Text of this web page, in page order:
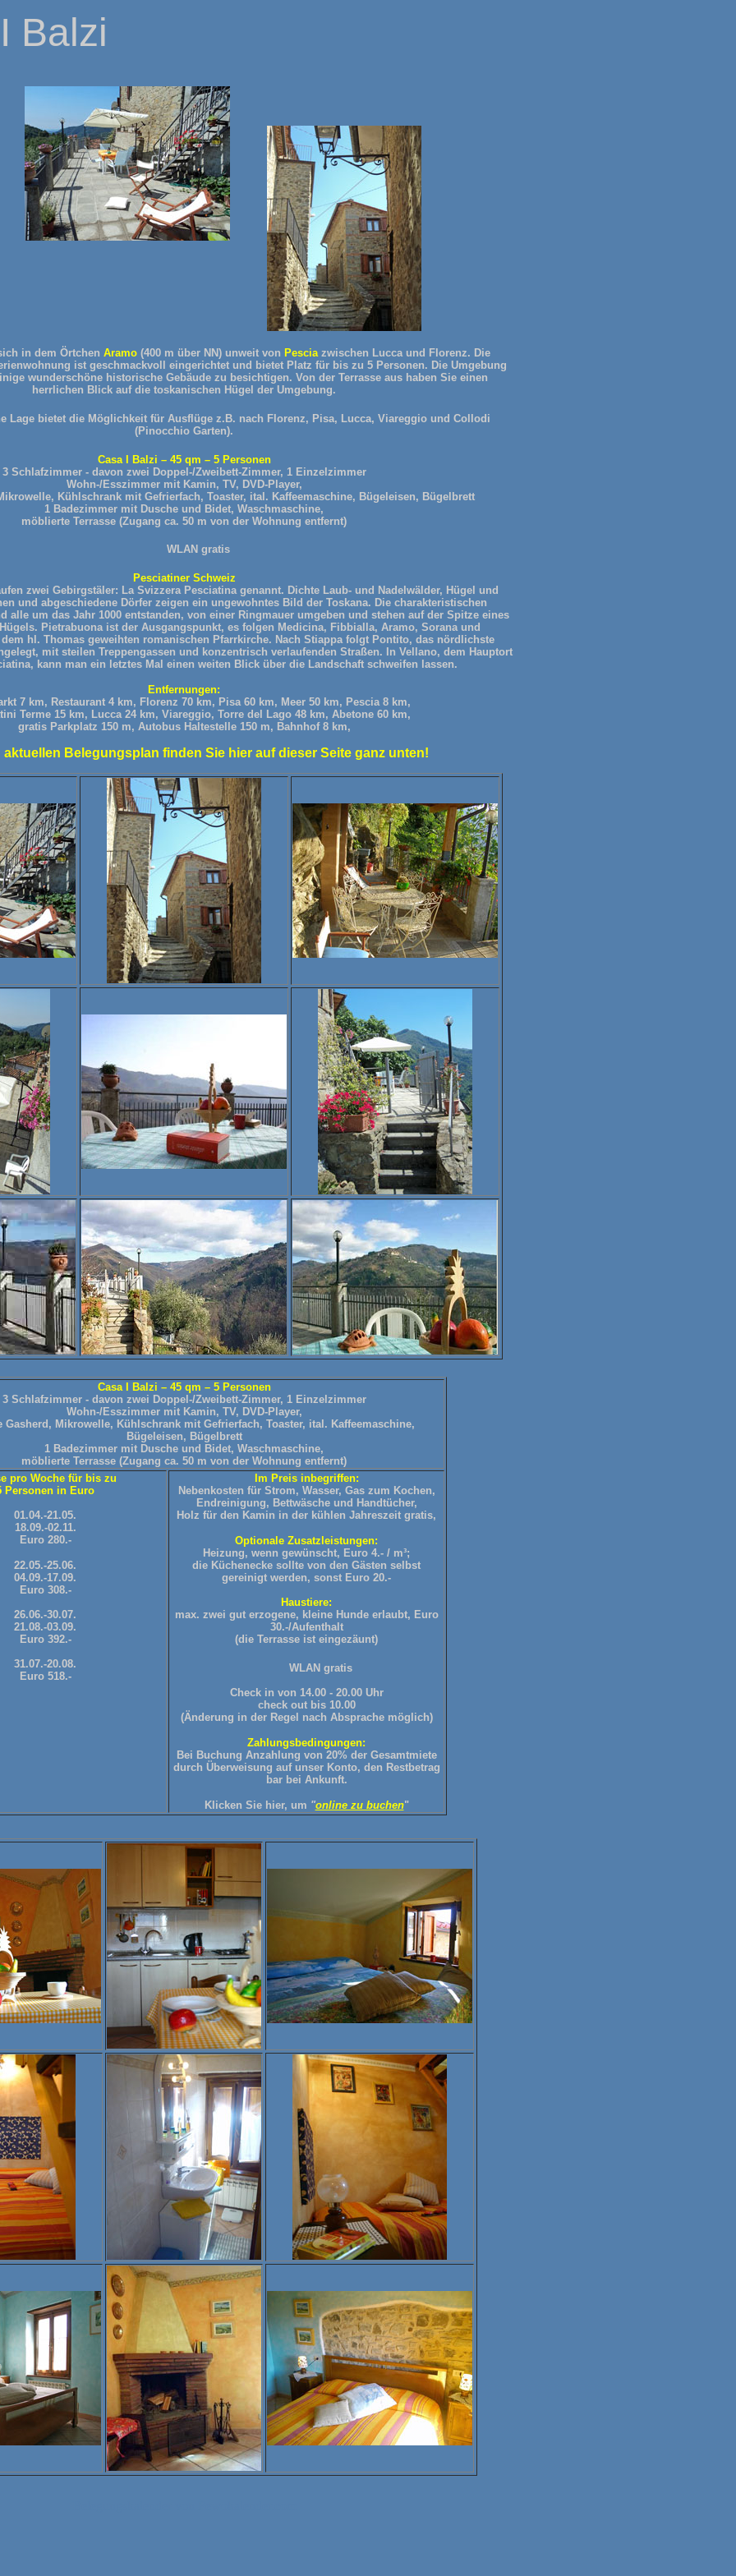
Balzi
in dem Örtchen Aramo (400 m über NN) unweit von Pesciazwischen Lucca und Florenz. Die
ist geschmackvoll eingerichtet und bietet Platz für bis zu 5 Personen. Die Umgebung
wunderschöne historische Gebäude zu besichtigen. Von der Terrasse aus haben Sie einen
herrlichen Blick auf die toskanischen Hügel der Umgebung.
Lage bietet die Möglichkeit für Ausflüge z.B. nach Florenz, Pisa, Lucca, Viareggio und Collodi
(Pinocchio Garten).
Casa I Balzi – 45 qm – 5 Personen
3 Schlafzimmer - davon zwei Doppel-/Zweibett-Zimmer, 1 Einzelzimmer
Wohn-/Esszimmer mit Kamin, TV, DVD-Player,
Kühlschrank mit Gefrierfach, Toaster, ital. Kaffeemaschine, Bügeleisen, Bügelbrett
1 Badezimmer mit Dusche und Bidet, Waschmaschine,
möblierte Terrasse (Zugang ca. 50 m von der Wohnung entfernt)
WLAN gratis
Pesciatiner Schweiz
zwei Gebirgstäler: La Svizzera Pesciatina genannt. Dichte Laub- und Nadelwälder, Hügel und
und abgeschiedene Dörfer zeigen ein ungewohntes Bild der Toskana. Die charakteristischen
alle um das Jahr 1000 entstanden, von einer Ringmauer umgeben und stehen auf der Spitze eines
Pietrabuona ist der Ausgangspunkt, es folgen Medicina, Fibbialla, Aramo, Sorana und
hl. Thomas geweihten romanischen Pfarrkirche. Nach Stiappa folgt Pontito, das nördlichste
mit steilen Treppengassen und konzentrisch verlaufenden Straßen. In Vellano, dem Hauptort
kann man ein letztes Mal einen weiten Blick über die Landschaft schweifen lassen.
Entfernungen:
7 km, Restaurant 4 km, Florenz 70 km, Pisa 60 km, Meer 50 km, Pescia 8 km,
Terme 15 km, Lucca 24 km, Viareggio, Torre del Lago 48 km, Abetone 60 km,
gratis Parkplatz 150 m, Autobus Haltestelle 150 m, Bahnhof 8 km,
aktuellen Belegungsplan finden Sie hier auf dieser Seite ganz unten!
Casa I Balzi – 45 qm – 5 Personen
3 Schlafzimmer - davon zwei Doppel-/Zweibett-Zimmer, 1 Einzelzimmer
Wohn-/Esszimmer mit Kamin, TV, DVD-Player,
Gasherd, Mikrowelle, Kühlschrank mit Gefrierfach, Toaster, ital. Kaffeemaschine,
Bügeleisen, Bügelbrett
1 Badezimmer mit Dusche und Bidet, Waschmaschine,
möblierte Terrasse (Zugang ca. 50 m von der Wohnung entfernt)
pro Woche für bis zu
Personen in Euro
01.04.-21.05.
18.09.-02.11.
Euro 280.-
22.05.-25.06.
04.09.-17.09.
Euro 308.-
26.06.-30.07.
21.08.-03.09.
Euro 392.-
31.07.-20.08.
Euro 518.-
Im Preis inbegriffen:
Nebenkosten für Strom, Wasser, Gas zum Kochen,
Endreinigung, Bettwäsche und Handtücher,
Holz für den Kamin in der kühlen Jahreszeit gratis,
Optionale Zusatzleistungen:
Heizung, wenn gewünscht, Euro 4.- / m³;
die Küchenecke sollte von den Gästen selbst
gereinigt werden, sonst Euro 20.-
Haustiere:
max. zwei gut erzogene, kleine Hunde erlaubt, Euro
30.-/Aufenthalt
(die Terrasse ist eingezäunt)
WLAN gratis
Check in von 14.00 - 20.00 Uhr
check out bis 10.00
(Änderung in der Regel nach Absprache möglich)
Zahlungsbedingungen:
Bei Buchung Anzahlung von 20% der Gesamtmiete
durch Überweisung auf unser Konto, den Restbetrag
bar bei Ankunft.
Klicken Sie hier, um "online zu buchen"